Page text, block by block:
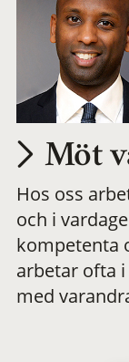
Möt
Hos oss
och i
kompetenta
arbetar ofta
med